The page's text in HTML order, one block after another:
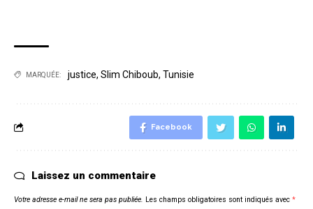
MARQUÉE: justice, Slim Chiboub, Tunisie
Facebook
Laissez un commentaire
Votre adresse e-mail ne sera pas publiée. Les champs obligatoires sont indiqués avec *